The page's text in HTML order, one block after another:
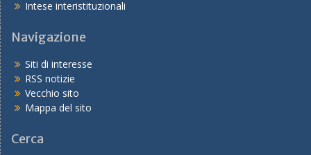
Intese interistituzionali
Navigazione
Siti di interesse
RSS notizie
Vecchio sito
Mappa del sito
Cerca